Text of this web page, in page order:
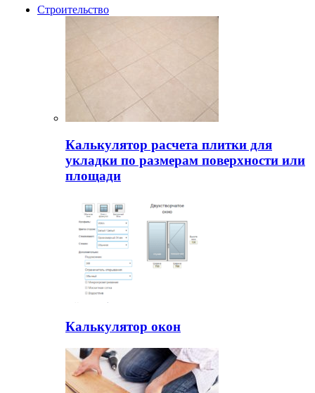
Строительство
Калькулятор расчета плитки для
укладки по размерам поверхности или
площади
Калькулятор окон